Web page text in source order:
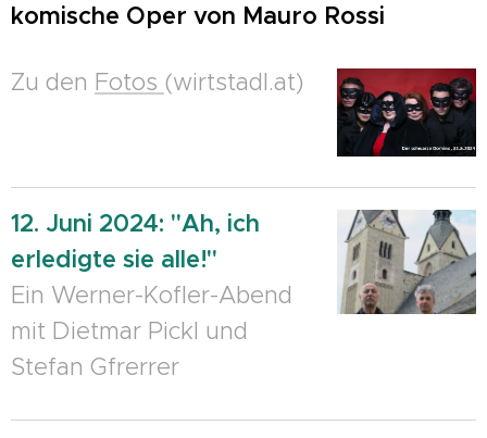
komische Oper von Mauro Rossi
Zu den Fotos (wirtstadl.at)
12. Juni 2024: "Ah, ich
erledigte sie alle!"
Ein Werner-Kofler-Abend
mit Dietmar Pickl und
Stefan Gfrerrer